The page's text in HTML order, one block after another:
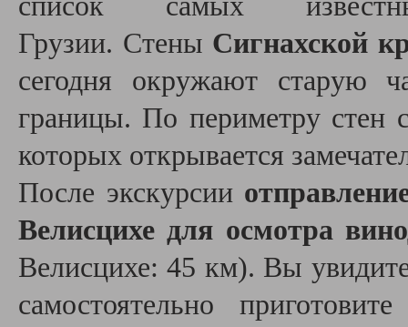
Грузии. Стены Сигнахской
сегодня окружают старую
границы. По периметру стен
которых открывается
После экскурсии
Велисцихе для осмотра
Велисцихе: 45 км). Вы
самостоятельно